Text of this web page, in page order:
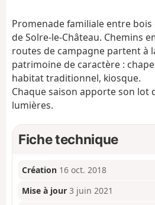
Promenade familiale entre
de Solre-le-Château. Chemins
routes de campagne partent à
patrimoine de caractère :
habitat traditionnel, kiosque.
Chaque saison apporte son lot
lumières.
Fiche technique
Création 16 oct. 2018
Mise à jour 3 juin 2021